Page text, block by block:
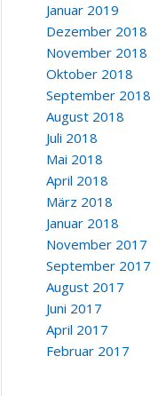
Januar 2019
Dezember 2018
November 2018
Oktober 2018
September 2018
August 2018
Juli 2018
Mai 2018
April 2018
März 2018
Januar 2018
November 2017
September 2017
August 2017
Juni 2017
April 2017
Februar 2017